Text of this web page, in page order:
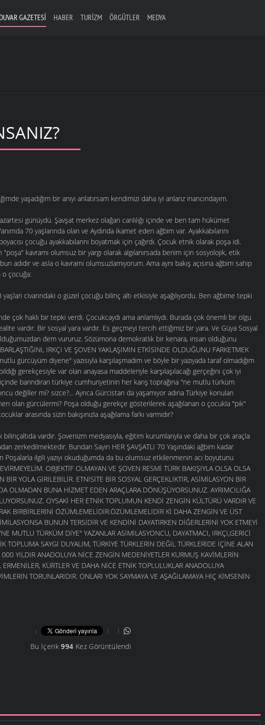
DUVAR GAZETESI HABER TURIZM ÖRGÜTLER MEDYA
yaşadığım bir anıyı anlatırsam kendimizi daha iyi anlarız inancındayım.
günüydü. Şavşat merkez olağan canlılığı içinde ve ben tam hükümet
70 yaşlarında olan ve Aydında ikamet eden ağbim var. Ayakkabılarını
çocuğu ayakkabılarını boyatmak için çağırdı. Çocuk etnik olarak poşa idi.
kavramı olumsuz bir yargı olarak algılanırsada benim için sosyolojik, etik
adıdır ve asla o kavramı olumsuzlamıyorum. Ama aynı bakış açısına ağbim sahip
o çocuğa:
civarındaki o güzel çocuğu bilinç altı etkisiyle aşağılıyordu. Ben ağbime tepki
çok haklı bir tepki verdi. Çocukcaydı ama anlamlıydı. Burada çok önemli bir olgu
vardır. Bir sosyal yara vardır. Es geçmeyi tercih ettiğimiz bir yara. Ve Güya Sosyal
dem vururuz. Sözümona demokratlık bir kenara, insan olduğunu
IRKÇI VE ŞOVEN YAKLAŞIMIN ETKİSİNDE OLDUĞUNU FARKETMEK
gürcüyüm diyene" yazısıyla karşılaşmadım ve böyle bir yazıyada taraf olmadığım
gerekçesiyle var olan anayasa maddeleriyle karşılaşılacağı gerçeğini çok iyi
barındıran türkiye cumhuriyetinin her karış toprağına "ne mutlu türküm
değiller mi? sizce?... Ayrıca Gürcistan da yaşamıyor adına Türkiye konulan
olan gürcülermi? Poşa olduğu gerekçe gösterilerek aşağılanan o çocukla "pik"
arasında sizin bakışınızla aşağılama farkı varmıdır?
vardır. Şovenizm medyasıyla, eğitim kurumlarıyla ve daha bir çok araçla
zerkedilmektedir. Bundan Sayın HER ŞAVŞATLI 70 Yaşındaki ağbim kadar
Poşalarla ilgili yazıyı okuduğumda da bu olumsuz etkilenmenin acı boyutunu
OBJEKTİF OLMAYAN VE ŞOVEN RESMİ TÜRK BAKIŞIYLA OLSA OLSA
BİR YOLA GİRİLEBİLİR. ETNİSİTE BİR SOSYAL GERÇEKLİKTİR, ASİMİLASYON BİR
OLMADAN BUNA HİZMET EDEN ARAÇLARA DÖNÜŞÜYORSUNUZ. AYRIMCILIĞA
OYSAKİ HER ETNİK TOPLUMUN KENDİ ZENGİN KÜLTÜRÜ VARDIR VE
BİRBİRLERİNİ ÖZÜMLEMELİDİR.ÖZÜMLEMELİDİR Kİ DAHA ZENGİN VE ÜST
BUNUN TERSİDİR VE KENDİNİ DAYATIRKEN DİĞERLERİNİ YOK ETMEYİ
MUTLU TÜRKÜM DİYE" YAZANLAR ASİMİLASYONCU, DAYATMACI, IRKÇI,GERİCİ
TOPLUMA SAYGI DUYALIM, TÜRKİYE TÜRKLERİN DEĞİL TÜRKLERİDE İÇİNE ALAN
YILDIR ANADOLUYA NİCE ZENGİN MEDENİYETLER KURMUŞ KAVİMLERİN
KÜRTLER VE DAHA NİCE ETNİK TOPLULUKLAR ANADOLUYA
TORUNLARIDIR. ONLARI YOK SAYMAYA VE AŞAĞILAMAYA HİÇ KİMSENİN
Bu İçerik994 Kez Görüntülendi